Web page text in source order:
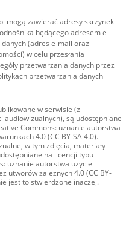
mogą zawierać adresy skrzynek
będącego adresem e-
(adres e-mail oraz
w celu przesłania
przetwarzania danych przez
przetwarzania danych
w serwisie (z
audiowizualnych), są udostępniane
Commons: uznanie autorstwa
4.0 (CC BY-SA 4.0).
w tym zdjęcia, materiały
na licencji typu
uznanie autorstwa użycie
utworów zależnych 4.0 (CC BY-
jest to stwierdzone inaczej.